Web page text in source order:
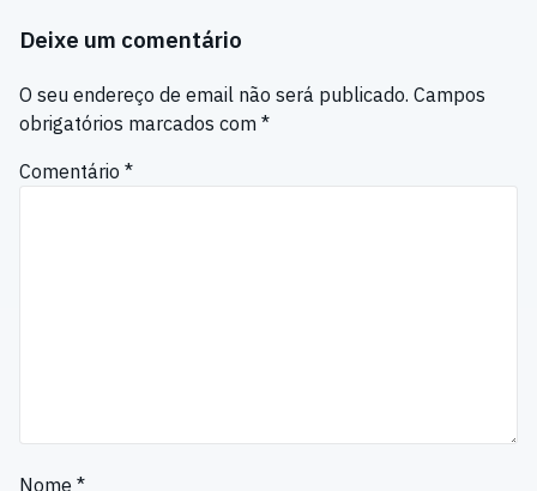
Deixe um comentário
O seu endereço de email não será publicado. Campos
obrigatórios marcados com *
Comentário *
Nome *